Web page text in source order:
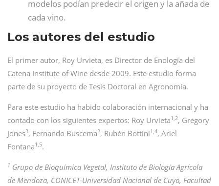
modelos podían predecir el origen y la añada de
cada vino.
Los autores del estudio
El primer autor, Roy Urvieta, es Director de Enología del
Catena Institute of Wine desde 2009. Este estudio forma
parte de su proyecto de Tesis Doctoral en Agronomía.
Para este estudio ha habido colaboración internacional y ha
contado con los siguientes expertos: Roy Urvieta1,2, Gregory
Jones3, Fernando Buscema2, Rubén Bottini1,4, Ariel
Fontana1,5.
1 Grupo de Bioquímica Vegetal, Instituto de Biología Agrícola
de Mendoza, CONICET-Universidad Nacional de Cuyo, Facultad